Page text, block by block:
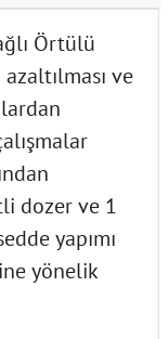
Örtülü
ve
dozer ve 1
yapımı
yönelik